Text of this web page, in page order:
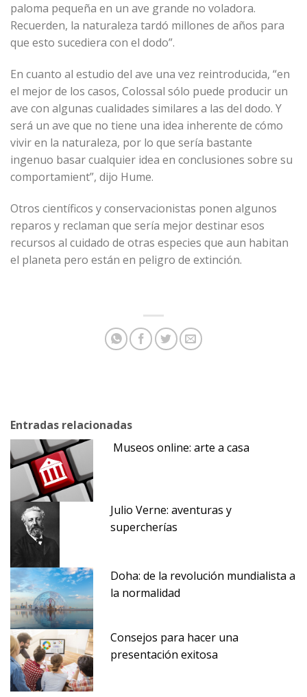
paloma pequeña en un ave grande no voladora.
Recuerden, la naturaleza tardó millones de años para
que esto sucediera con el dodo”.
En cuanto al estudio del ave una vez reintroducida, “en
el mejor de los casos, Colossal sólo puede producir un
ave con algunas cualidades similares a las del dodo. Y
será un ave que no tiene una idea inherente de cómo
vivir en la naturaleza, por lo que sería bastante
ingenuo basar cualquier idea en conclusiones sobre su
comportamient”, dijo Hume.
Otros científicos y conservacionistas ponen algunos
reparos y reclaman que sería mejor destinar esos
recursos al cuidado de otras especies que aun habitan
el planeta pero están en peligro de extinción.
Entradas relacionadas
Museos online: arte a casa
Julio Verne: aventuras y
supercherías
Doha: de la revolución mundialista a
la normalidad
Consejos para hacer una
presentación exitosa